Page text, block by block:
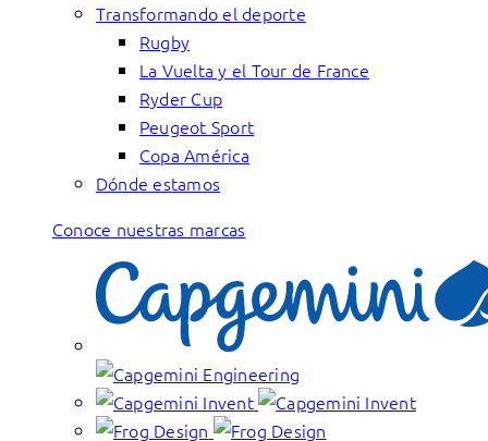
Transformando el deporte
Rugby
La Vuelta y el Tour de France
Ryder Cup
Peugeot Sport
Copa América
Dónde estamos
Conoce nuestras marcas